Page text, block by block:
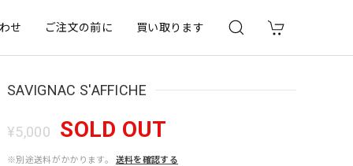
せ ご注文の前に 買い取ります
SAVIGNAC S'AFFICHE
¥5,000 SOLD OUT
※別途送料がかかります。 送料を確認する